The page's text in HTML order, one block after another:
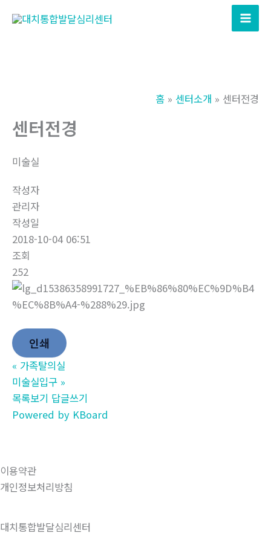
홈 센터소개 센터전경
센터전경
미술실
작성자
관리자
작성일
2018-10-04 06:51
조회
252
인쇄
« 가족탈의실
미술실입구 »
목록보기 답글쓰기
Powered by KBoard
이용약관
개인정보처리방침
대치통합발달심리센터